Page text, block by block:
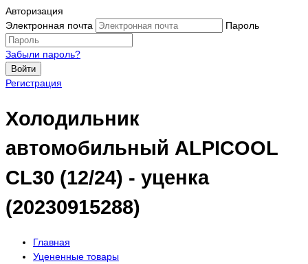
Авторизация
Электронная почта
Пароль
Забыли пароль?
Войти
Регистрация
Холодильник
автомобильный ALPICOOL
CL30 (12/24) - уценка
(20230915288)
Главная
Уцененные товары